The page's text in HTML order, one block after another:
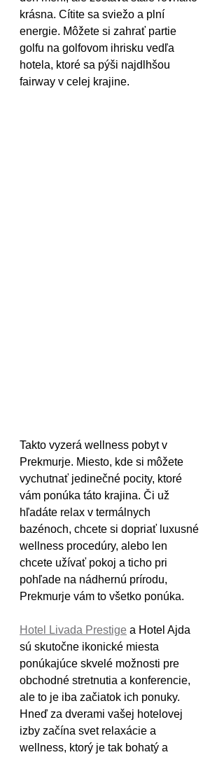
krásna. Cítite sa sviežo a plní
energie. Môžete si zahrať partie
golfu na golfovom ihrisku vedľa
hotela, ktoré sa pýši najdlhšou
fairway v celej krajine.
Takto vyzerá wellness pobyt v
Prekmurje. Miesto, kde si môžete
vychutnať jedinečné pocity, ktoré
vám ponúka táto krajina. Či už
hľadáte relax v termálnych
bazénoch, chcete si dopriať luxusné
wellness procedúry, alebo len
chcete užívať pokoj a ticho pri
pohľade na nádhernú prírodu,
Prekmurje vám to všetko ponúka.
Hotel Livada Prestige a Hotel Ajda
sú skutočne ikonické miesta
ponúkajúce skvelé možnosti pre
obchodné stretnutia a konferencie,
ale to je iba začiatok ich ponuky.
Hneď za dverami vašej hotelovej
izby začína svet relaxácie a
wellness, ktorý je tak bohatý a